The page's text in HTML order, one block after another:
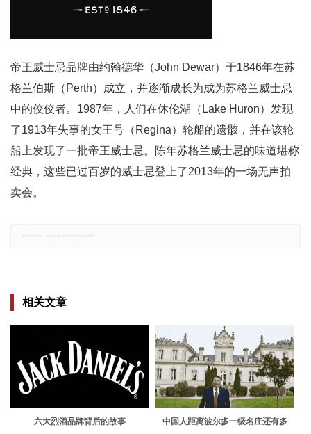
帝王威士忌品牌由约翰德华（John Dewar）于1846年在苏
格兰伯斯（Perth）成立，并逐渐成长为成为苏格兰威士忌
中的佼佼者。1987年，人们在休伦湖（Lake Huron）发现
了1913年失事的女王号（Regina）轮船的遗骸，并在该轮
船上发现了一批帝王威士忌。陈年苏格兰威士忌的味道堪称
经典，这些已过百岁的威士忌登上了2013年的一场无声拍
卖会。
相关文章
六大烈酒品牌背后的故事
中国人距离波尔多一级名庄还有多